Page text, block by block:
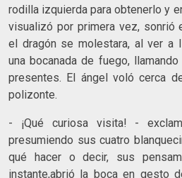
rodilla izquierda para obtenerlo y
visualizó por primera vez, sonrió
el dragón se molestara, al ver a
una bocanada de fuego,
presentes. El ángel voló cerca
polizonte.
- ¡Qué curiosa visita! -
presumiendo sus cuatro
qué hacer o decir, sus
instante,abrió la boca en gesto